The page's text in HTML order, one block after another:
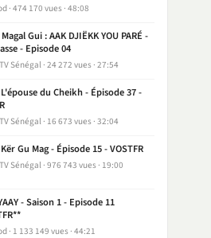
474 170 vues 48:08
Gui : AAK DJIËKK YOU PARÉ -
- Episode 04
Sénégal 24 272 vues 27:54
du Cheikh - Épisode 37 -
Sénégal 16 673 vues 32:04
Gu Mag - Épisode 15 - VOSTFR
Sénégal 976 743 vues 19:00
- Saison 1 - Episode 11
1 133 149 vues 44:21